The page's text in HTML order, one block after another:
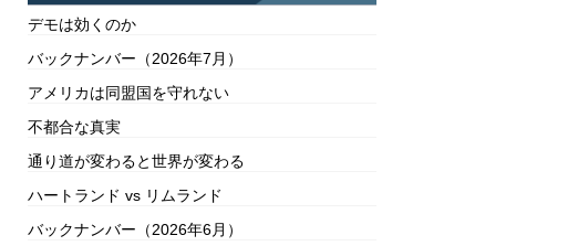
デモは効くのか
バックナンバー（2026年7月）
アメリカは同盟国を守れない
不都合な真実
通り道が変わると世界が変わる
ハートランド vs リムランド
バックナンバー（2026年6月）